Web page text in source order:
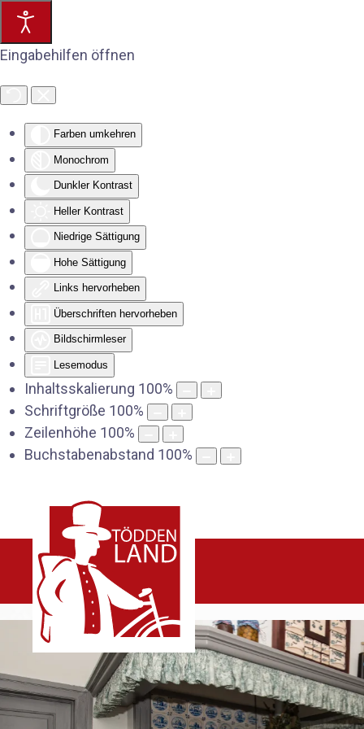
Eingabehilfen öffnen
Farben umkehren
Monochrom
Dunkler Kontrast
Heller Kontrast
Niedrige Sättigung
Hohe Sättigung
Links hervorheben
Überschriften hervorheben
Bildschirmleser
Lesemodus
Inhaltsskalierung 100%
Schriftgröße 100%
Zeilenhöhe 100%
Buchstabenabstand 100%